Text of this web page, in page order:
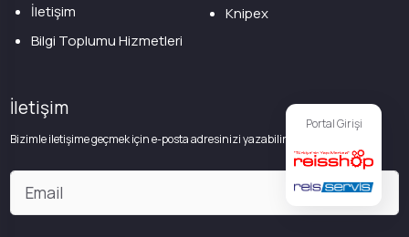
Portal Girişi
İletişim
Bilgi Toplumu Hizmetleri
Knipex
İletişim
Bizimle iletişime geçmek için e-posta adresinizi yazabilirsiniz